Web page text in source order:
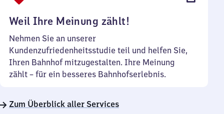
Weil Ihre Meinung zählt!
Nehmen Sie an unserer
Kundenzufriedenheitsstudie teil und helfen Sie,
Ihren Bahnhof mitzugestalten. Ihre Meinung
zählt – für ein besseres Bahnhofserlebnis.
Zum Überblick aller Services